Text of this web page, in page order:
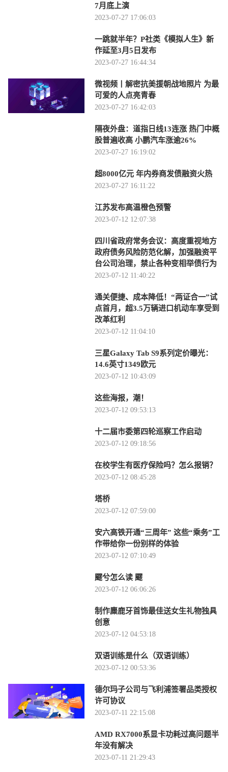
7月底上演
2023-07-27 17:06:03
一跳就半年？P社类《模拟人生》新
作延至3月5日发布
2023-07-27 16:44:34
微视频丨解密抗美援朝战地照片 为最
可爱的人点亮青春
2023-07-27 16:42:03
隔夜外盘：道指日线13连涨 热门中概
股普遍收高 小鹏汽车涨逾26%
2023-07-27 16:19:02
超8000亿元 年内券商发债融资火热
2023-07-27 16:11:22
江苏发布高温橙色预警
2023-07-12 12:07:38
四川省政府常务会议：高度重视地方
政府债务风险防范化解，加强融资平
台公司治理，禁止各种变相举债行为
2023-07-12 11:40:22
通关便捷、成本降低！“两证合一”试
点首月，超3.5万辆进口机动车享受到
改革红利
2023-07-12 11:04:10
三星Galaxy Tab S9系列定价曝光：
14.6英寸1349欧元
2023-07-12 10:43:09
这些海报，潮！
2023-07-12 09:53:13
十二届市委第四轮巡察工作启动
2023-07-12 09:18:56
在校学生有医疗保险吗？怎么报销？
2023-07-12 08:45:28
塔桥
2023-07-12 07:59:00
安六高铁开通“三周年” 这些“乘务”工
作带给你一份别样的体验
2023-07-12 07:10:49
飂兮怎么读 飂
2023-07-12 06:06:26
制作麋鹿牙首饰最佳送女生礼物独具
创意
2023-07-12 04:53:18
双语训练是什么（双语训练）
2023-07-12 00:53:36
德尔玛子公司与飞利浦签署品类授权
许可协议
2023-07-11 22:15:08
AMD RX7000系显卡功耗过高问题半
年没有解决
2023-07-11 21:29:43